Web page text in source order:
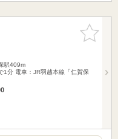
お気に入
りに追加
駅409m
1分 電車：JR羽越本線「仁賀保